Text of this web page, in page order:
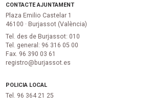
CONTACTE AJUNTAMENT
Plaza Emilio Castelar 1
46100 · Burjassot (València)
Tel. des de Burjassot: 010
Tel. general: 96 316 05 00
Fax. 96 390 03 61
registro@burjassot.es
POLICIA LOCAL
Tel. 96 364 21 25